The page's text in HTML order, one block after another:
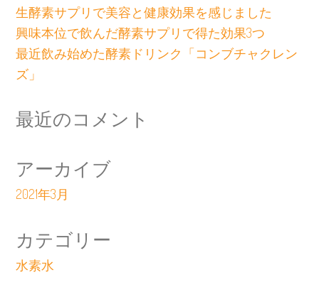
生酵素サプリで美容と健康効果を感じました
興味本位で飲んだ酵素サプリで得た効果3つ
最近飲み始めた酵素ドリンク「コンブチャクレン
ズ」
最近のコメント
アーカイブ
2021年3月
カテゴリー
水素水